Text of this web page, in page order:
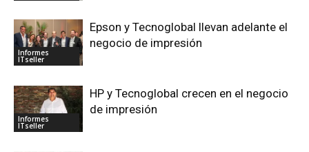
Informes
ITseller
Epson y Tecnoglobal llevan adelante el
negocio de impresión
Informes
ITseller
HP y Tecnoglobal crecen en el negocio
de impresión